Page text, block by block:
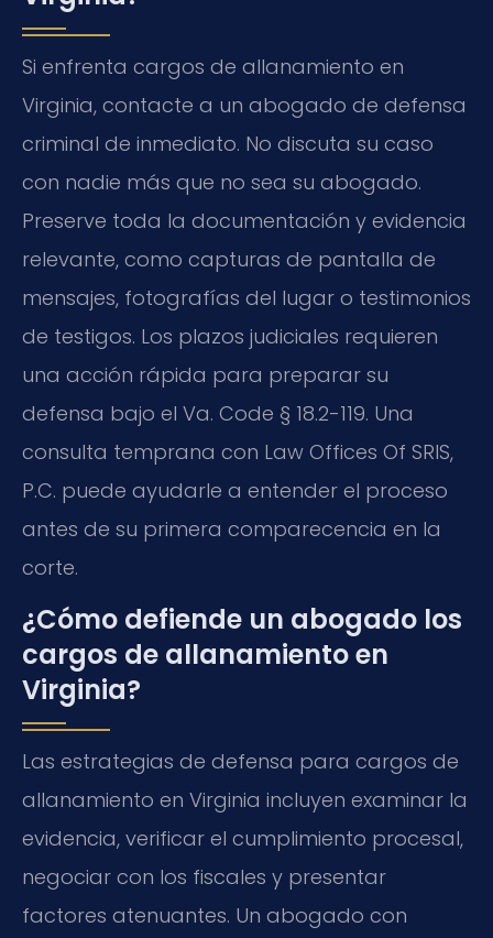
Si enfrenta cargos de allanamiento en
Virginia, contacte a un abogado de defensa
criminal de inmediato. No discuta su caso
con nadie más que no sea su abogado.
Preserve toda la documentación y evidencia
relevante, como capturas de pantalla de
mensajes, fotografías del lugar o testimonios
de testigos. Los plazos judiciales requieren
una acción rápida para preparar su
defensa bajo el Va. Code § 18.2-119. Una
consulta temprana con Law Offices Of SRIS,
P.C. puede ayudarle a entender el proceso
antes de su primera comparecencia en la
corte.
¿Cómo defiende un abogado los
cargos de allanamiento en
Virginia?
Las estrategias de defensa para cargos de
allanamiento en Virginia incluyen examinar la
evidencia, verificar el cumplimiento procesal,
negociar con los fiscales y presentar
factores atenuantes. Un abogado con